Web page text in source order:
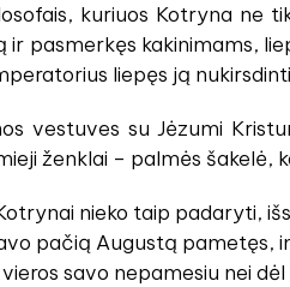
kuriuos Kotryna ne
pasmerkęs kakinimams,
liepęs ją
vestuves su Jėzumi
ženklai – palmės
nieko taip padaryti,
pačią Augustą
savo nepamesiu nei